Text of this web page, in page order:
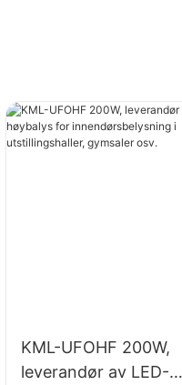
KML-UFOHF 200W,
leverandør av LED-